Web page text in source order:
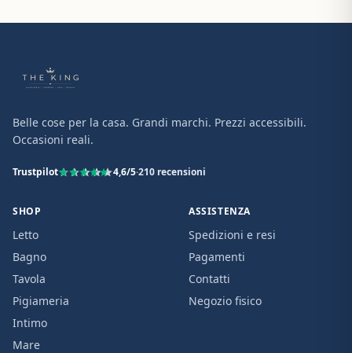
Belle cose per la casa. Grandi marchi. Prezzi accessibili.
Occasioni reali.
Trustpilot 4,6/5·210 recensioni
SHOP
Letto
Bagno
Tavola
Pigiameria
Intimo
Mare
ASSISTENZA
Spedizioni e resi
Pagamenti
Contatti
Negozio fisico